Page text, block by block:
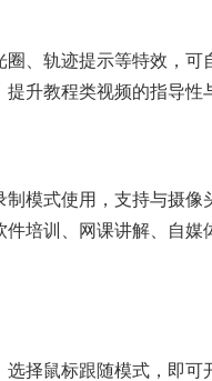
、轨迹提示等特效，
升教程类视频的指导性
模式使用，支持与摄
培训、网课讲解、自
择鼠标跟随模式，即